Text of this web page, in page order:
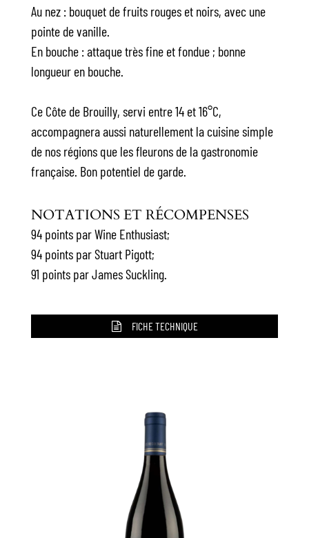
Au nez : bouquet de fruits rouges et noirs, avec une
pointe de vanille.
En bouche : attaque très fine et fondue ; bonne
longueur en bouche.
Ce Côte de Brouilly, servi entre 14 et 16°C,
accompagnera aussi naturellement la cuisine simple
de nos régions que les fleurons de la gastronomie
française. Bon potentiel de garde.
NOTATIONS ET RÉCOMPENSES
94 points par Wine Enthusiast;
94 points par Stuart Pigott;
91 points par James Suckling.
FICHE TECHNIQUE